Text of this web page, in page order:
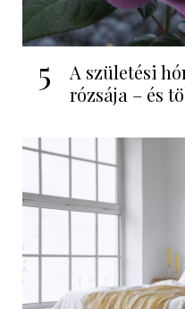
5
A születési
rózsája – és